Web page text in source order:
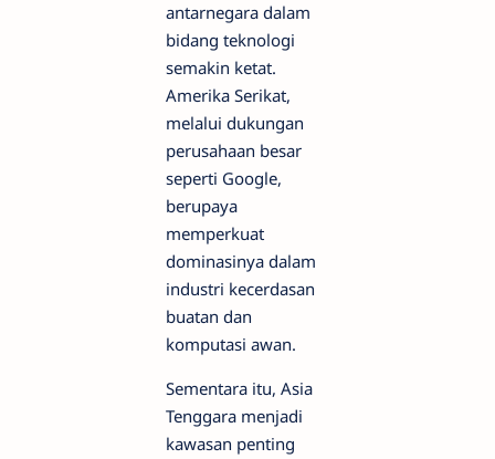
antarnegara dalam
bidang teknologi
semakin ketat.
Amerika Serikat,
melalui dukungan
perusahaan besar
seperti Google,
berupaya
memperkuat
dominasinya dalam
industri kecerdasan
buatan dan
komputasi awan.
Sementara itu, Asia
Tenggara menjadi
kawasan penting